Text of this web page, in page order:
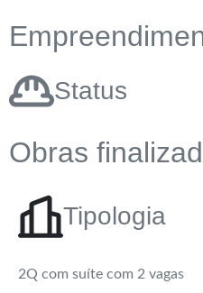
Status
Obras
Tipologia
2Q com suíte com 2 vagas